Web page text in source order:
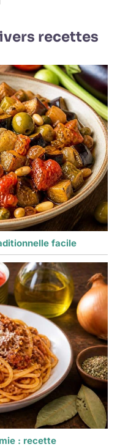
recettes
facile
: recette